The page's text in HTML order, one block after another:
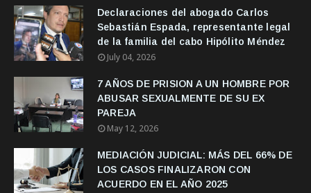
Declaraciones del abogado Carlos
Sebastián Espada, representante legal
de la familia del cabo Hipólito Méndez
July 04, 2026
7 AÑOS DE PRISION A UN HOMBRE POR
ABUSAR SEXUALMENTE DE SU EX
PAREJA
May 12, 2026
MEDIACIÓN JUDICIAL: MÁS DEL 66% DE
LOS CASOS FINALIZARON CON
ACUERDO EN EL AÑO 2025